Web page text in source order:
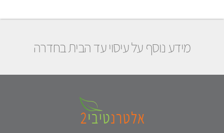
מידע נוסף על עיסוי עד הבית בחדרה